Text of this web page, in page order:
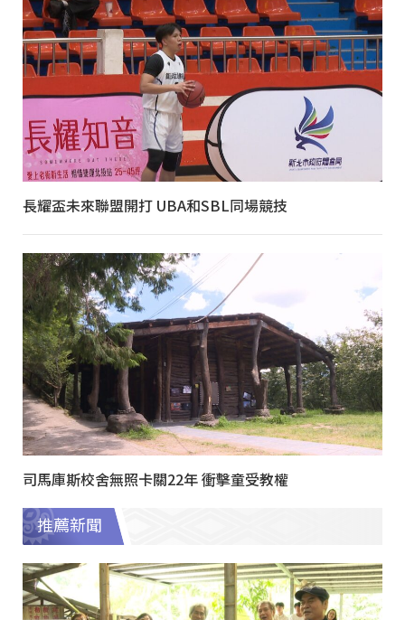
長耀盃未來聯盟開打 UBA和SBL同場競技
司馬庫斯校舍無照卡關22年 衝擊童受教權
推薦新聞